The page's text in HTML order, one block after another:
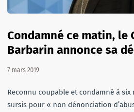
Condamné ce matin, le
Barbarin annonce sa
7 mars 2019
Reconnu coupable et condamné à six
sursis pour « non dénonciation